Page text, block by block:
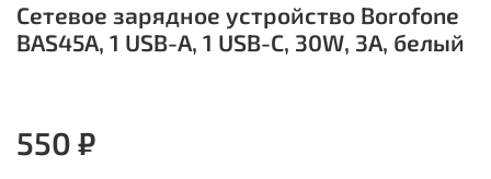
Сетевое зарядное устройство Borofone
BAS45A, 1 USB-A, 1 USB-C, 30W, 3A, белый
550 ₽